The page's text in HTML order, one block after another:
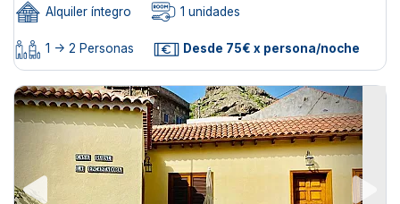
Alquiler íntegro 1 unidades
1 -> 2 Personas Desde 75€ x persona/noche